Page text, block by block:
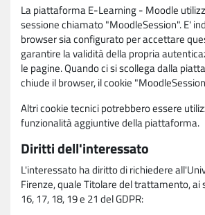
La piattaforma E-Learning - Moodle
sessione chiamato "MoodleSession". E'
browser sia configurato per accettare
garantire la validità della propria
le pagine. Quando ci si scollega dalla
chiude il browser, il cookie
Altri cookie tecnici potrebbero essere
funzionalità aggiuntive della piattaforma.
Diritti dell'interessato
L'interessato ha diritto di richiedere
Firenze, quale Titolare del trattamento, ai
16, 17, 18, 19 e 21 del GDPR: